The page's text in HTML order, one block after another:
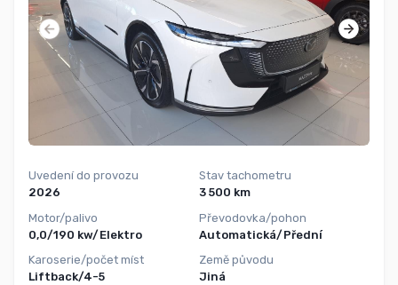
Uvedení do provozu
2026
Motor/palivo
0,0/190 kw/Elektro
Karoserie/počet míst
Liftback/4-5
Stav tachometru
3 500 km
Převodovka/pohon
Automatická/Přední
Země původu
Jiná